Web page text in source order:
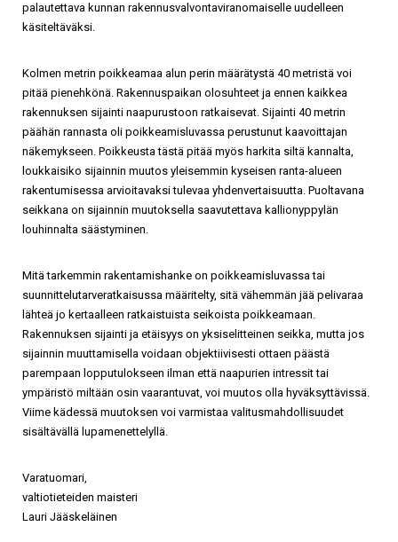
palautettava kunnan rakennusvalvontaviranomaiselle uudelleen
käsiteltäväksi.
Kolmen metrin poikkeamaa alun perin määrätystä 40 metristä voi
pitää pienehkönä. Rakennuspaikan olosuhteet ja ennen kaikkea
rakennuksen sijainti naapurustoon ratkaisevat. Sijainti 40 metrin
päähän rannasta oli poikkeamisluvassa perustunut kaavoittajan
näkemykseen. Poikkeusta tästä pitää myös harkita siltä kannalta,
loukkaisiko sijainnin muutos yleisemmin kyseisen ranta-alueen
rakentumisessa arvioitavaksi tulevaa yhdenvertaisuutta. Puoltavana
seikkana on sijainnin muutoksella saavutettava kallionyppylän
louhinnalta säästyminen.
Mitä tarkemmin rakentamishanke on poikkeamisluvassa tai
suunnittelutarveratkaisussa määritelty, sitä vähemmän jää pelivaraa
lähteä jo kertaalleen ratkaistuista seikoista poikkeamaan.
Rakennuksen sijainti ja etäisyys on yksiselitteinen seikka, mutta jos
sijainnin muuttamisella voidaan objektiivisesti ottaen päästä
parempaan lopputulokseen ilman että naapurien intressit tai
ympäristö miltään osin vaarantuvat, voi muutos olla hyväksyttävissä.
Viime kädessä muutoksen voi varmistaa valitusmahdollisuudet
sisältävällä lupamenettelyllä.
Varatuomari,
valtiotieteiden maisteri
Lauri Jääskeläinen